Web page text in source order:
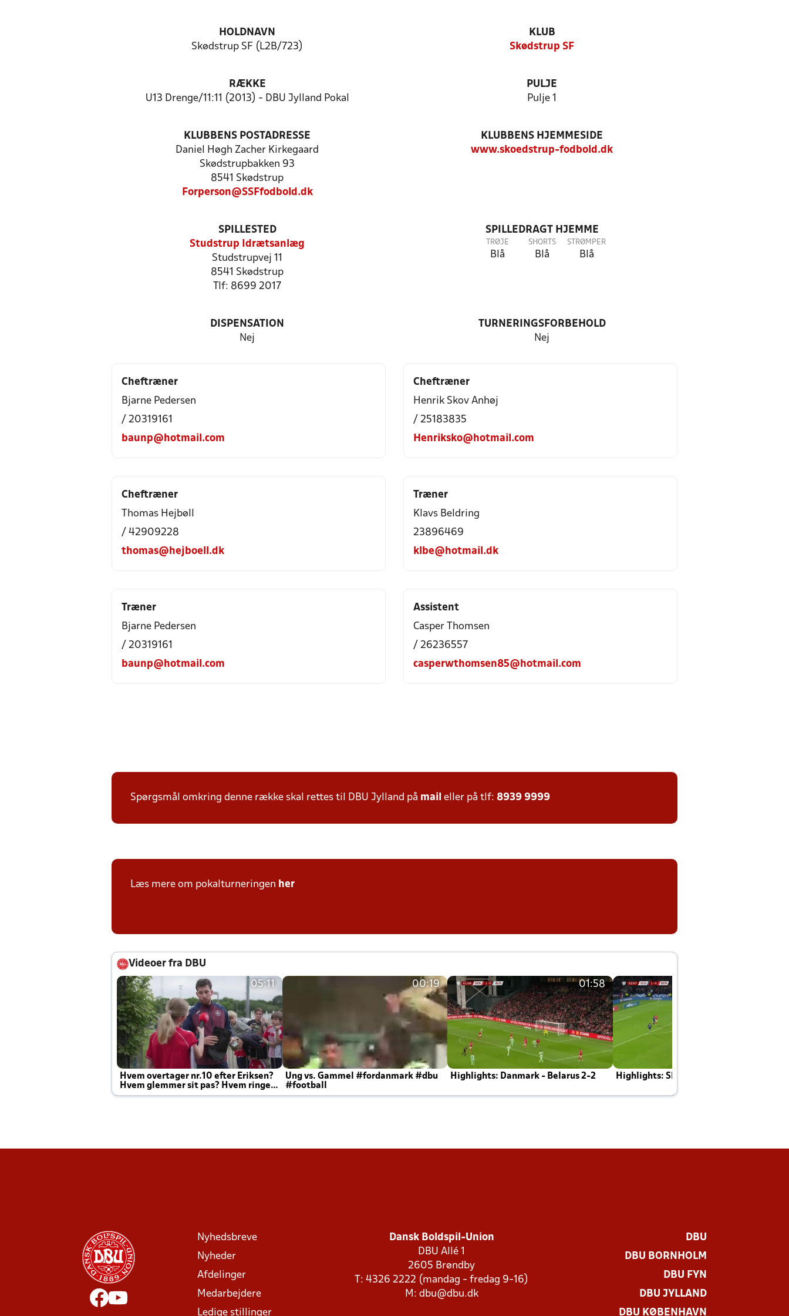
HOLDNAVN
Skødstrup SF (L2B/723)
KLUB
Skødstrup SF
RÆKKE
U13 Drenge/11:11 (2013) - DBU Jylland Pokal
PULJE
Pulje 1
KLUBBENS POSTADRESSE
Daniel Høgh Zacher Kirkegaard
Skødstrupbakken 93
8541 Skødstrup
Forperson@SSFfodbold.dk
KLUBBENS HJEMMESIDE
www.skoedstrup-fodbold.dk
SPILLESTED
Studstrup Idrætsanlæg
Studstrupvej 11
8541 Skødstrup
Tlf: 8699 2017
SPILLEDRAGT HJEMME
TRØJE
Blå
SHORTS
Blå
STRØMPER
Blå
DISPENSATION
Nej
TURNERINGSFORBEHOLD
Nej
Cheftræner
Bjarne Pedersen
/ 20319161
baunp@hotmail.com
Cheftræner
Henrik Skov Anhøj
/ 25183835
Henriksko@hotmail.com
Cheftræner
Thomas Hejbøll
/ 42909228
thomas@hejboell.dk
Træner
Klavs Beldring
23896469
klbe@hotmail.dk
Træner
Bjarne Pedersen
/ 20319161
baunp@hotmail.com
Assistent
Casper Thomsen
/ 26236557
casperwthomsen85@hotmail.com
Spørgsmål omkring denne række skal rettes til DBU Jylland på mail eller på tlf: 8939 9999
Læs mere om pokalturneringen her
Videoer fra DBU
05:11
Hvem overtager nr.10 efter Eriksen?
Hvem glemmer sit pas? Hvem ringer
Joachim altid til efter kampe?
00:19
Ung vs. Gammel #fordanmark #dbu
#football
01:58
Highlights: Danmark - Belarus 2-2 Highlights: Skotland - Danmark 4-2
Nyhedsbreve
Nyheder
Afdelinger
Medarbejdere
Ledige stillinger
Dansk Boldspil-Union
DBU Allé 1
2605 Brøndby
T: 4326 2222 (mandag - fredag 9-16)
M: dbu@dbu.dk
DBU
DBU BORNHOLM
DBU FYN
DBU JYLLAND
DBU KØBENHAVN